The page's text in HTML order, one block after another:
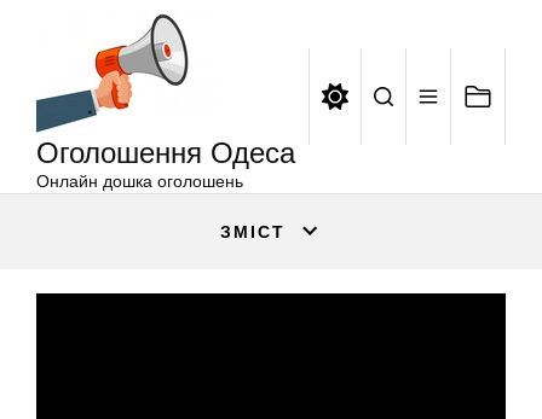
Оголошення Одеса
Онлайн дошка оголошень
ЗМІСТ